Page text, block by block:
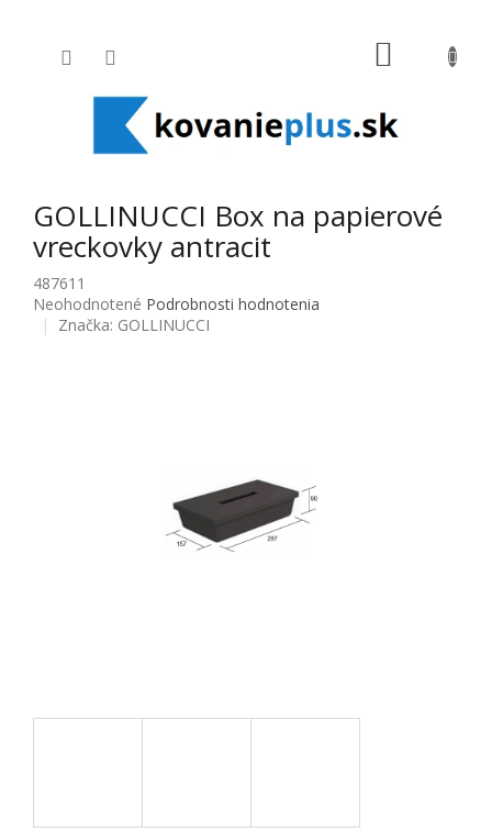
GOLLINUCCI Box na papierové
vreckovky antracit
487611
Priemerné hodnotenie produktu je 0,0 z 5 hviezdičiek.
Neohodnotené Podrobnosti hodnotenia
Značka: GOLLINUCCI